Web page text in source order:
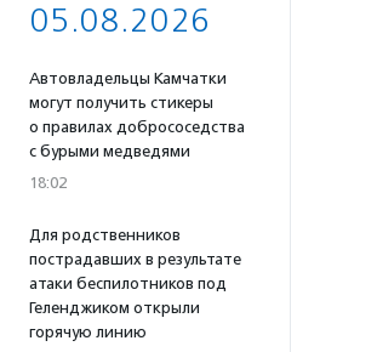
05.08.2026
Автовладельцы Камчатки
могут получить стикеры
о правилах добрососедства
с бурыми медведями
18:02
Для родственников
пострадавших в результате
атаки беспилотников под
Геленджиком открыли
горячую линию